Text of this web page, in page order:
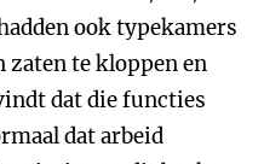
ook typekamers
zaten te kloppen en
dat die functies
dat arbeid